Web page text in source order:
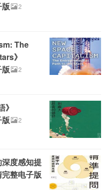
2
The
》
2
》
2
深度感知提
整电子版